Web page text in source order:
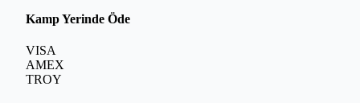
Kamp Yerinde Öde
VISA
AMEX
TROY